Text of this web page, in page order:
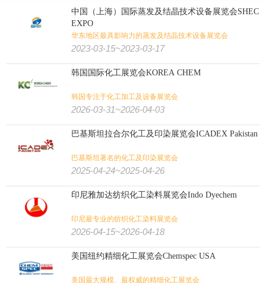
中国（上海）国际蒸发及结晶技术设备展览会SHEC
EXPO
华东地区最具影响力的蒸发及结晶技术设备展览会
2023-03-15~2023-03-17
韩国国际化工展览会KOREA CHEM
韩国专注于化工加工及设备展览会
2026-03-31~2026-04-03
巴基斯坦拉合尔化工及印染展览会ICADEX Pakistan
巴基斯坦著名的化工及印染展览会
2025-04-24~2025-04-26
印尼雅加达纺织化工染料展览会Indo Dyechem
印尼最专业的纺织化工染料展览会
2026-04-15~2026-04-18
美国纽约精细化工展览会Chemspec USA
美国最大规模、最权威的精细化工展览会